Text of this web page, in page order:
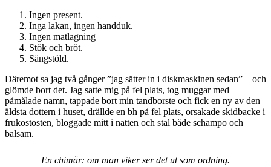
Ingen present.
Inga lakan, ingen handduk.
Ingen matlagning
Stök och bröt.
Sängstöld.
Däremot sa jag två gånger ”jag sätter in i diskmaskinen sedan” – och
glömde bort det. Jag satte mig på fel plats, tog muggar med
påmålade namn, tappade bort min tandborste och fick en ny av den
äldsta dottern i huset, drällde en bh på fel plats, orsakade skidbacke i
frukostosten, bloggade mitt i natten och stal både schampo och
balsam.
En chimär: om man viker ser det ut som ordning.